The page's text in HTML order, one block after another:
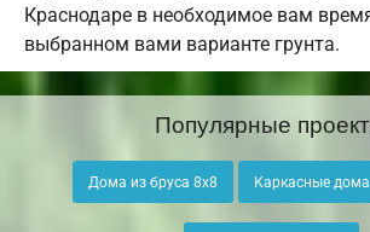
Краснодаре в необходимое вам
выбранном вами варианте грунта.
Популярные
Дома из бруса 8х8 Каркасные